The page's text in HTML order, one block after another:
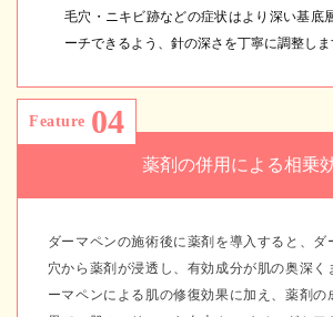
毛穴・ニキビ跡などの症状はより深い基底
ーチできるよう、針の深さを丁寧に調整しま
Feature 04
薬剤の併用による相乗
ダーマペンの施術後に薬剤を導入すると、ダ
穴から薬剤が浸透し、有効成分が肌の奥深く
ーマペンによる肌の修復効果に加え、薬剤の